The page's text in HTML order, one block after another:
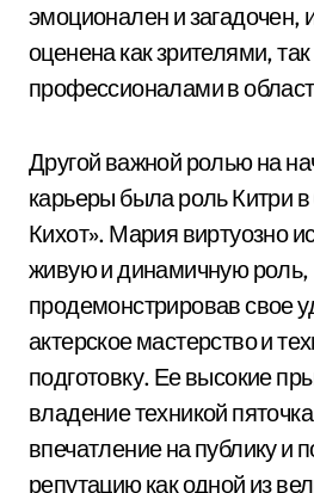
эмоционален и загадочен,
оценена как зрителями, так
профессионалами в
Другой важной ролью на
карьеры была роль Китри
Кихот». Мария виртуозно
живую и динамичную роль,
продемонстрировав свое
актерское мастерство и
подготовку. Ее высокие
владение техникой
впечатление на публику и
репутацию как одной из